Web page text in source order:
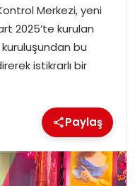
Merkezi, yeni
2025’te kurulan
bu
istikrarlı bir
Paylaş